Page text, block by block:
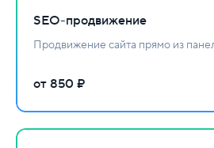
SEO-продвижение
Продвижение сайта прямо из
от 850 ₽